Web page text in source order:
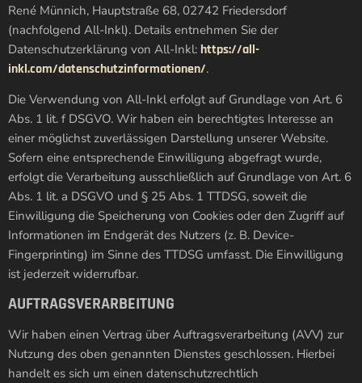
René Münnich, Hauptstraße 68, 02742 Friedersdorf
(nachfolgend All-Inkl). Details entnehmen Sie der
Datenschutzerklärung von All-Inkl: https://all-
inkl.com/datenschutzinformationen/.
Die Verwendung von All-Inkl erfolgt auf Grundlage von Art. 6
Abs. 1 lit. f DSGVO. Wir haben ein berechtigtes Interesse an
einer möglichst zuverlässigen Darstellung unserer Website.
Sofern eine entsprechende Einwilligung abgefragt wurde,
erfolgt die Verarbeitung ausschließlich auf Grundlage von Art. 6
Abs. 1 lit. a DSGVO und § 25 Abs. 1 TTDSG, soweit die
Einwilligung die Speicherung von Cookies oder den Zugriff auf
Informationen im Endgerät des Nutzers (z. B. Device-
Fingerprinting) im Sinne des TTDSG umfasst. Die Einwilligung
ist jederzeit widerrufbar.
AUFTRAGSVERARBEITUNG
Wir haben einen Vertrag über Auftragsverarbeitung (AVV) zur
Nutzung des oben genannten Dienstes geschlossen. Hierbei
handelt es sich um einen datenschutzrechtlich